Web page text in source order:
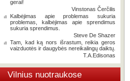
gerai!
Vinstonas Čerčilis
Kalbėjimas apie problemas sukuria
problemas, kalbėjimas apie sprendimus
sukuria sprendimus.
Steve De Shazer
Tam, kad ką nors išrastum, reikia geros
vaizduotės ir daugybės nereikalingų daiktų.
T.A.Edisonas
Vilnius nuotraukose